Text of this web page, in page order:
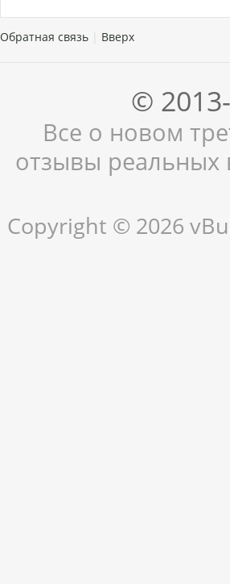
Обратная связь Вверх
©
Все о новом
отзывы реальных
Copyright © 2026